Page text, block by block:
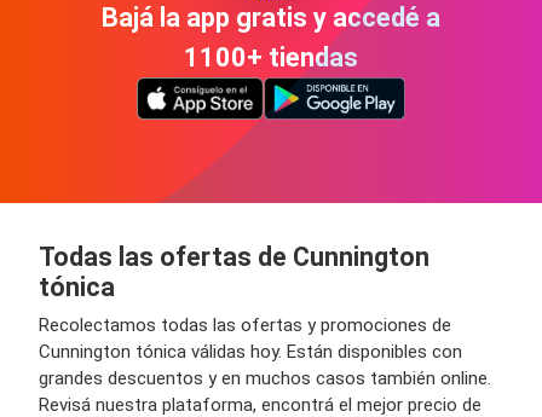
Bajá la app gratis y accedé a
1100+ tiendas
Todas las ofertas de Cunnington
tónica
Recolectamos todas las ofertas y promociones de
Cunnington tónica válidas hoy. Están disponibles con
grandes descuentos y en muchos casos también online.
Revisá nuestra plataforma, encontrá el mejor precio de